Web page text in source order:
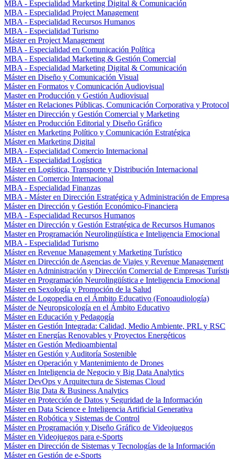
MBA - Especialidad Marketing Digital & Comunicación
MBA - Especialidad Project Management
MBA - Especialidad Recursos Humanos
MBA - Especialidad Turismo
Máster en Project Management
MBA - Especialidad en Comunicación Política
MBA - Especialidad Marketing & Gestión Comercial
MBA - Especialidad Marketing Digital & Comunicación
Máster en Diseño y Comunicación Visual
Máster en Formatos y Comunicación Audiovisual
Master en Producción y Gestión Audiovisual
Máster en Relaciones Públicas, Comunicación Corporativa y
Máster en Dirección y Gestión Comercial y Marketing
Máster en Producción Editorial y Diseño Gráfico
Máster en Marketing Político y Comunicación Estratégica
Máster en Marketing Digital
MBA - Especialidad Comercio Internacional
MBA - Especialidad Logística
Máster en Logística, Transporte y Distribución Internacional
Máster en Comercio Internacional
MBA - Especialidad Finanzas
MBA - Máster en Dirección Estratégica y Administración de
Máster en Dirección y Gestión Económico-Financiera
MBA - Especialidad Recursos Humanos
Máster en Dirección y Gestión Estratégica de Recursos Humanos
Master en Programación Neurolingüística e Inteligencia Emocional
MBA - Especialidad Turismo
Máster en Revenue Management y Marketing Turístico
Máster en Dirección de Agencias de Viajes y Revenue Management
Máster en Administración y Dirección Comercial de Empresas
Master en Programación Neurolingüística e Inteligencia Emocional
Máster en Sexología y Promoción de la Salud
Máster de Logopedia en el Ámbito Educativo (Fonoaudiología)
Máster de Neuropsicología en el Ámbito Educativo
Máster en Educación y Pedagogía
Máster en Gestión Integrada: Calidad, Medio Ambiente, PRL y RSC
Máster en Energías Renovables y Proyectos Energéticos
Máster en Gestión Medioambiental
Máster en Gestión y Auditoría Sostenible
Máster en Operación y Mantenimiento de Drones
Máster en Inteligencia de Negocio y Big Data Analytics
Máster DevOps y Arquitectura de Sistemas Cloud
Máster Big Data & Business Analytics
Máster en Protección de Datos y Seguridad de la Información
Máster en Data Science e Inteligencia Artificial Generativa
Máster en Robótica y Sistemas de Control
Máster en Programación y Diseño Gráfico de Videojuegos
Máster en Videojuegos para e-Sports
Máster en Dirección de Sistemas y Tecnologías de la Información
Máster en Gestión de e-Sports